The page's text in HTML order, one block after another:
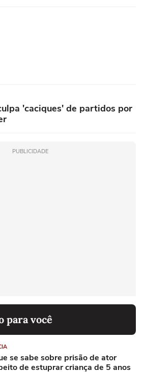
'caciques' de partidos por
PUBLICIDADE
para você
se sabe sobre prisão de ator
de estuprar criança de 5 anos